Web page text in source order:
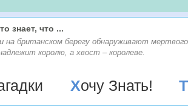
знает, что ...
на британском берегу обнаруживают
королю, а хвост – королеве.
Хочу Знать!